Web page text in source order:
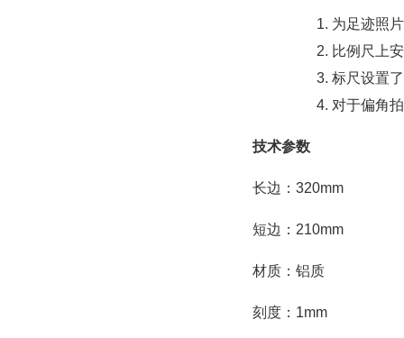
为足迹照
比例尺上
标尺设置
对于偏角
技术参数
长边：320mm
短边：210mm
材质：铝质
刻度：1mm